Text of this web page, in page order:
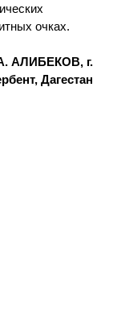
очках.
АЛИБЕКОВ, г.
Дагестан